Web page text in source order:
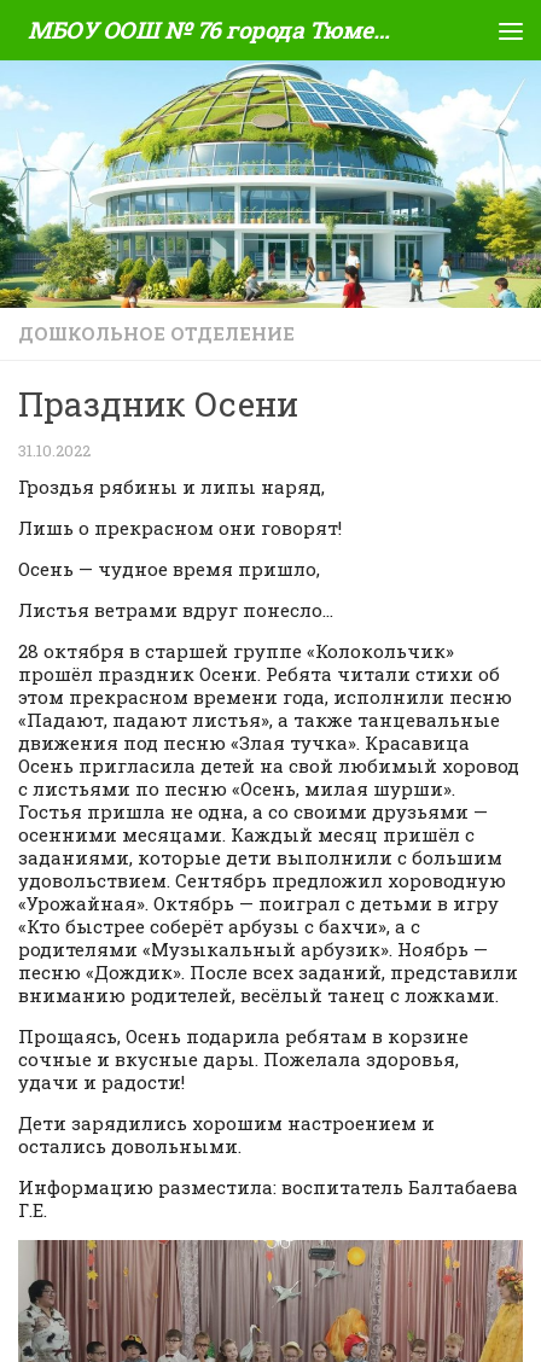
Skip to content МБОУ ООШ № 76 города Тюмени
ДОШКОЛЬНОЕ ОТДЕЛЕНИЕ
Праздник Осени
31.10.2022
Гроздья рябины и липы наряд,
Лишь о прекрасном они говорят!
Осень — чудное время пришло,
Листья ветрами вдруг понесло…
28 октября в старшей группе «Колокольчик»
прошёл праздник Осени. Ребята читали стихи об
этом прекрасном времени года, исполнили песню
«Падают, падают листья», а также танцевальные
движения под песню «Злая тучка». Красавица
Осень пригласила детей на свой любимый хоровод
с листьями по песню «Осень, милая шурши».
Гостья пришла не одна, а со своими друзьями —
осенними месяцами. Каждый месяц пришёл с
заданиями, которые дети выполнили с большим
удовольствием. Сентябрь предложил хороводную
«Урожайная». Октябрь — поиграл с детьми в игру
«Кто быстрее соберёт арбузы с бахчи», а с
родителями «Музыкальный арбузик». Ноябрь —
песню «Дождик». После всех заданий, представили
вниманию родителей, весёлый танец с ложками.
Прощаясь, Осень подарила ребятам в корзине
сочные и вкусные дары. Пожелала здоровья,
удачи и радости!
Дети зарядились хорошим настроением и
остались довольными.
Информацию разместила: воспитатель Балтабаева
Г.Е.